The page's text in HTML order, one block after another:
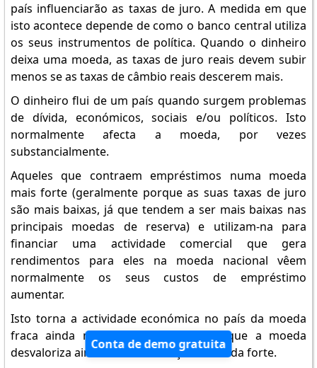
país influenciarão as taxas de juro. A medida em que
isto acontece depende de como o banco central utiliza
os seus instrumentos de política. Quando o dinheiro
deixa uma moeda, as taxas de juro reais devem subir
menos se as taxas de câmbio reais descerem mais.
O dinheiro flui de um país quando surgem problemas
de dívida, económicos, sociais e/ou políticos. Isto
normalmente afecta a moeda, por vezes
substancialmente.
Aqueles que contraem empréstimos numa moeda
mais forte (geralmente porque as suas taxas de juro
são mais baixas, já que tendem a ser mais baixas nas
principais moedas de reserva) e utilizam-na para
financiar uma actividade comercial que gera
rendimentos para eles na moeda nacional vêem
normalmente os seus custos de empréstimo
aumentar.
Isto torna a actividade económica no país da moeda
fraca ainda menos viável, de modo que a moeda
desvaloriza ainda mais em relação à moeda forte.
Conta de demo gratuita